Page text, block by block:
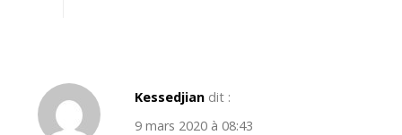
Kessedjian dit :
9 mars 2020 à 08:43